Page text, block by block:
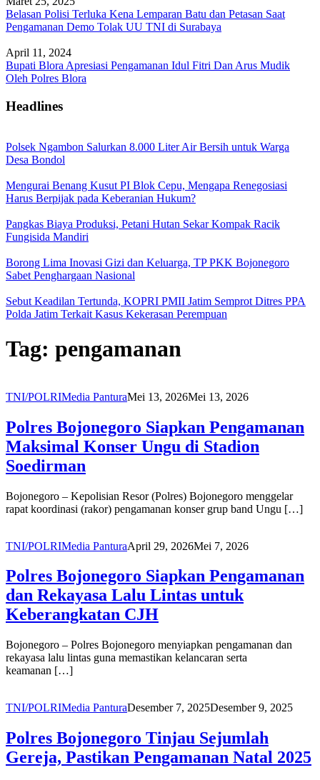
Belasan Polisi Terluka Kena Lemparan Batu dan Petasan Saat
Pengamanan Demo Tolak UU TNI di Surabaya
April 11, 2024
Bupati Blora Apresiasi Pengamanan Idul Fitri Dan Arus Mudik
Oleh Polres Blora
Headlines
Polsek Ngambon Salurkan 8.000 Liter Air Bersih untuk Warga
Desa Bondol
Mengurai Benang Kusut PI Blok Cepu, Mengapa Renegosiasi
Harus Berpijak pada Keberanian Hukum?
Pangkas Biaya Produksi, Petani Hutan Sekar Kompak Racik
Fungisida Mandiri
Borong Lima Inovasi Gizi dan Keluarga, TP PKK Bojonegoro
Sabet Penghargaan Nasional
Sebut Keadilan Tertunda, KOPRI PMII Jatim Semprot Ditres PPA
Polda Jatim Terkait Kasus Kekerasan Perempuan
Tag: pengamanan
TNI/POLRIMedia PanturaMei 13, 2026Mei 13, 2026
Polres Bojonegoro Siapkan Pengamanan
Maksimal Konser Ungu di Stadion
Soedirman
Bojonegoro – Kepolisian Resor (Polres) Bojonegoro menggelar
rapat koordinasi (rakor) pengamanan konser grup band Ungu […]
TNI/POLRIMedia PanturaApril 29, 2026Mei 7, 2026
Polres Bojonegoro Siapkan Pengamanan
dan Rekayasa Lalu Lintas untuk
Keberangkatan CJH
Bojonegoro – Polres Bojonegoro menyiapkan pengamanan dan
rekayasa lalu lintas guna memastikan kelancaran serta
keamanan […]
TNI/POLRIMedia PanturaDesember 7, 2025Desember 9, 2025
Polres Bojonegoro Tinjau Sejumlah
Gereja, Pastikan Pengamanan Natal 2025